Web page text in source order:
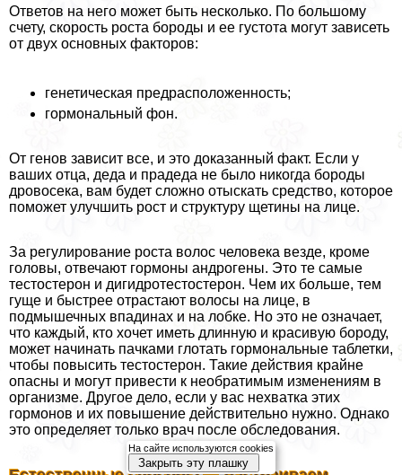
Ответов на него может быть несколько. По большому
счету, скорость роста бороды и ее густота могут зависеть
от двух основных факторов:
генетическая предрасположенность;
гормональный фон.
От генов зависит все, и это доказанный факт. Если у
ваших отца, деда и прадеда не было никогда бороды
дровосека, вам будет сложно отыскать средство, которое
поможет улучшить рост и структуру щетины на лице.
За регулирование роста волос человека везде, кроме
головы, отвечают гормоны андрогены. Это те самые
тестостерон и дигидротестостерон. Чем их больше, тем
гуще и быстрее отрастают волосы на лице, в
подмышечных впадинах и на лобке. Но это не означает,
что каждый, кто хочет иметь длинную и красивую бороду,
может начинать пачками глотать гормональные таблетки,
чтобы повысить тестостерон. Такие действия крайне
опасны и могут привести к необратимым изменениям в
организме. Другое дело, если у вас нехватка этих
гормонов и их повышение действительно нужно. Однако
это определяет только врач после обследования.
На сайте используются cookies
Закрыть эту плашку